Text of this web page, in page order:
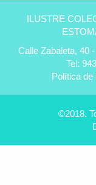
ILUSTRE
Calle Zabaleta, 40
Tel:
Política de
©2018.